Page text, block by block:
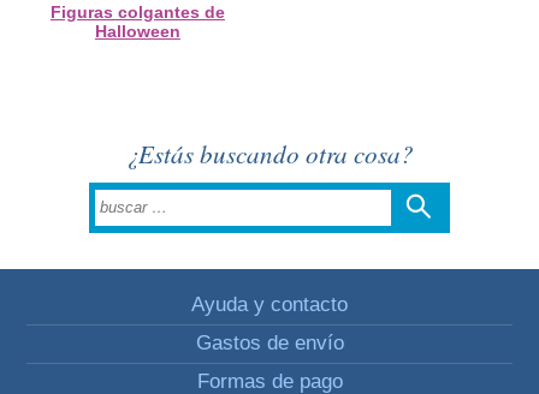
Figuras colgantes de
Halloween
¿Estás buscando otra cosa?
Ayuda y contacto
Gastos de envío
Formas de pago